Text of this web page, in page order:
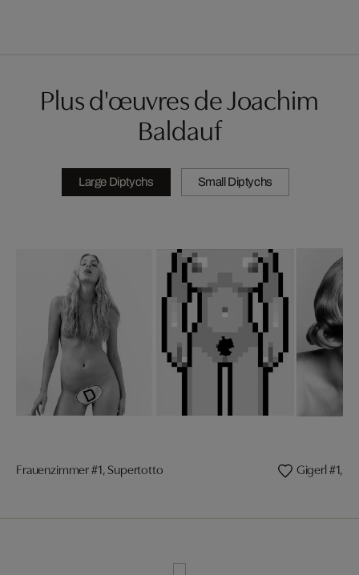
Plus d'œuvres de Joachim
Baldauf
Large Diptychs Small Diptychs
Frauenzimmer #1, Supertotto Gigerl #1,